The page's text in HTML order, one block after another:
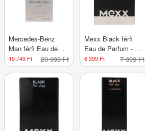
Mercedes-Benz
Man férfi Eau de
Parfum - 30 ml
15 749 Ft 20 999 Ft
Mexx Black férfi
Eau de Parfum - 50
ml
6 399 Ft 7 999 Ft